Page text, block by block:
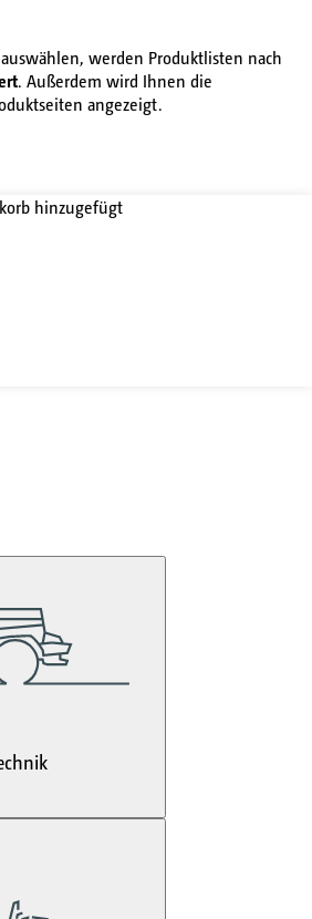
werden Produktlisten nach
. Außerdem wird Ihnen die
angezeigt.
hinzugefügt